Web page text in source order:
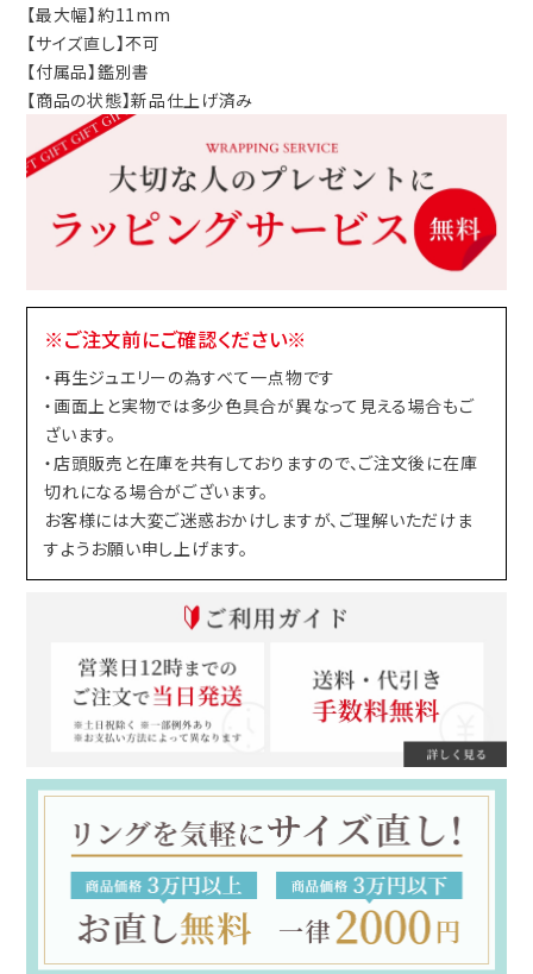
【最大幅】約11mm
【サイズ直し】不可
【付属品】鑑別書
【商品の状態】新品仕上げ済み
※ご注文前にご確認ください※
・再生ジュエリーの為すべて一点物です
・画面上と実物では多少色具合が異なって見える場合もご
ざいます。
・店頭販売と在庫を共有しておりますので、ご注文後に在庫
切れになる場合がございます。
お客様には大変ご迷惑おかけしますが、ご理解いただけま
すようお願い申し上げます。